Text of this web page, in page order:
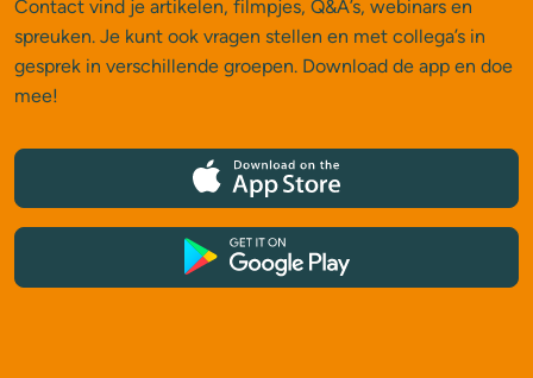
Contact vind je artikelen, filmpjes, Q&A’s, webinars en
spreuken. Je kunt ook vragen stellen en met collega’s in
gesprek in verschillende groepen. Download de app en doe
mee!